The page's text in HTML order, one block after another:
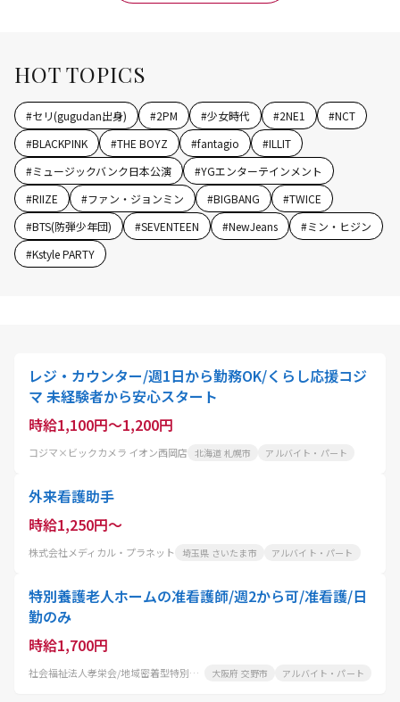
HOT TOPICS
#セリ(gugudan出身) #2PM #少女時代 #2NE1 #NCT
#BLACKPINK #THE BOYZ #fantagio #ILLIT
#ミュージックバンク日本公演 #YGエンターテインメント
#RIIZE #ファン・ジョンミン #BIGBANG #TWICE
#BTS(防弾少年団) #SEVENTEEN #NewJeans #ミン・ヒジン
#Kstyle PARTY
レジ・カウンター/週1日から勤務OK/くらし応援コジ
マ 未経験者から安心スタート
時給1,100円～1,200円
コジマ×ビックカメラ イオン西岡店 北海道 札幌市 アルバイト・パート
外来看護助手
時給1,250円～
株式会社メディカル・プラネット 埼玉県 さいたま市 アルバイト・パート
特別養護老人ホームの准看護師/週2から可/准看護/日
勤のみ
時給1,700円
社会福祉法人孝栄会/地域密着型特別養護老人ホームつかさ交野 大阪府 交野市 アルバイト・パート